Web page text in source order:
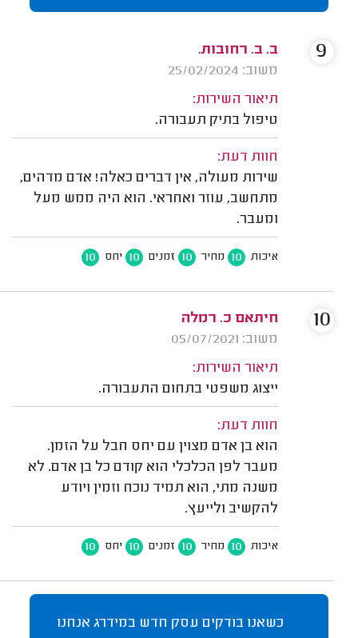
ב. ב. רחובות.
משוב: 25/02/2024
תיאור השירות:
טיפול בתיק תעבורה.
חוות דעת:
שירות מעולה, אין דברים כאלה! אדם מדהים,
מתחשב, עוזר ואחראי. הוא היה ממש מעל
ומעבר.
איכות 10 מחיר 10 זמנים 10 יחס 10
9
חיתאם כ. רמלה
משוב: 05/07/2021
תיאור השירות:
ייצוג משפטי בתחום התעבורה.
חוות דעת:
הוא בן אדם מצוין עם יחס חבל על הזמן.
מעבר לפן הכלכלי הוא קודם כל בן אדם. לא
משנה מתי, הוא תמיד נוכח וזמין ויודע
להקשיב ולייעץ.
איכות 10 מחיר 10 זמנים 10 יחס 10
10
כשאנו בודקים עסק חדש במידרג אנחנו